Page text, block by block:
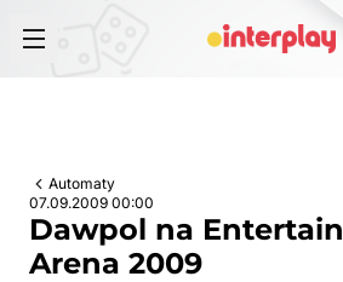
Automaty
07.09.2009 00:00
Dawpol na
Arena 2009